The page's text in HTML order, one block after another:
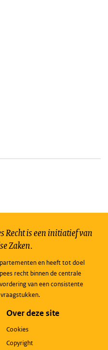
Recht is een initiatief van
Zaken.
en heeft tot doel
recht binnen de centrale
van een consistente
Over deze site
Cookies
Copyright